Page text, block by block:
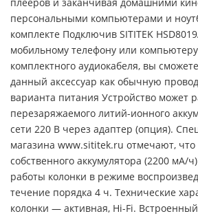
персональными компьютерами и
комплекте Подключив SITITEK
мобильному телефону или
комплектного аудиокабеля, вы
данный аксессуар как обычную
варианта питания Устройство может
перезаряжаемого литий-ионного
сети 220 В через адаптер (опция).
магазина www.sititek.ru отмечают, что
собственного аккумулятора (2200 мА/
работы колонки в режиме
течение порядка 4 ч. Технические
колонки — активная, Hi-Fi.